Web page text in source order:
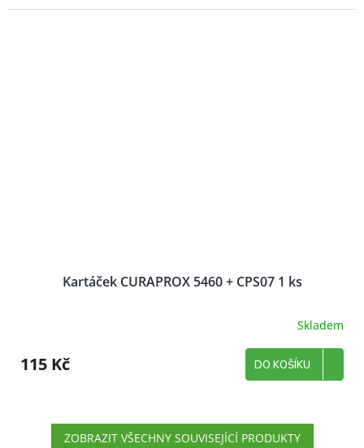
Kartáček CURAPROX 5460 + CPS07 1 ks
Skladem
115 Kč DO KOŠÍKU
ZOBRAZIT VŠECHNY SOUVISEJÍCÍ PRODUKTY